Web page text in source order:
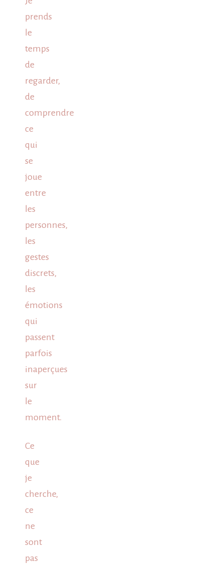
prends
le
temps
de
regarder,
de
comprendre
ce
qui
se
joue
entre
les
personnes,
les
gestes
discrets,
les
émotions
qui
passent
parfois
inaperçues
sur
le
moment.
Ce
que
je
cherche,
ce
ne
sont
pas